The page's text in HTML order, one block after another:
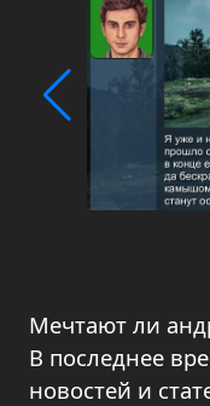
Мечтают ли
В последнее
новостей и